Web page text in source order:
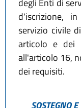
degli Enti di
d'iscrizione,
servizio civile
articolo e dei
all'articolo 16,
dei requisiti.
SOSTEGNO